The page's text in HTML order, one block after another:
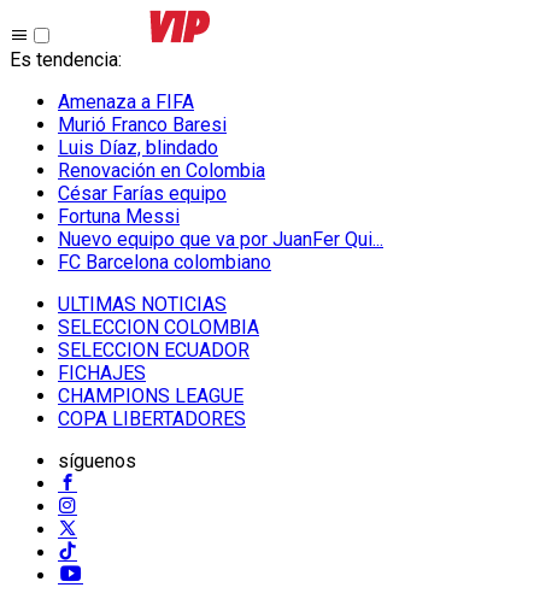
Es tendencia:
Amenaza a FIFA
Murió Franco Baresi
Luis Díaz, blindado
Renovación en Colombia
César Farías equipo
Fortuna Messi
Nuevo equipo que va por JuanFer Qui...
FC Barcelona colombiano
ULTIMAS NOTICIAS
SELECCION COLOMBIA
SELECCION ECUADOR
FICHAJES
CHAMPIONS LEAGUE
COPA LIBERTADORES
síguenos